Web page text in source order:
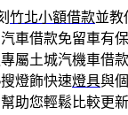
竹北小額借款並教
車借款免留車有
屬土城汽機車借
燈飾快速燈具與
助您輕鬆比較更